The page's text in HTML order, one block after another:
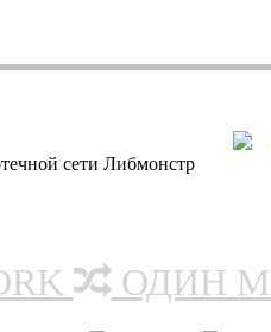
сети Либмонстр
ОДИН